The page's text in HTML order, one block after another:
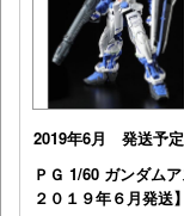
2019年6月 発送予定
ＰＧ 1/60 ガンダム
２０１９年６月発送】